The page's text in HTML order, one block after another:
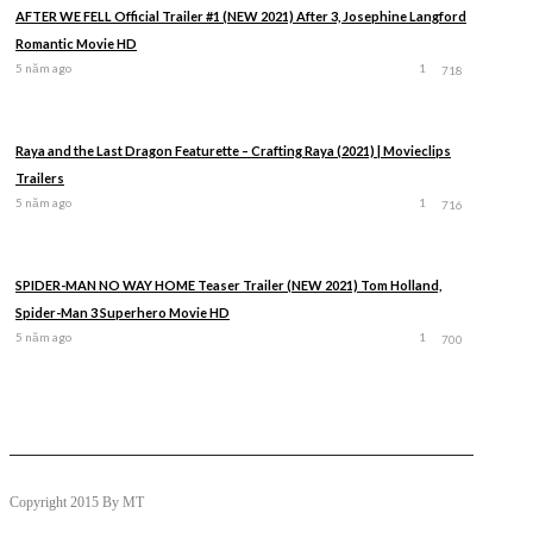
AFTER WE FELL Official Trailer #1 (NEW 2021) After 3, Josephine Langford
Romantic Movie HD
5 năm ago 718
1
Raya and the Last Dragon Featurette – Crafting Raya (2021) | Movieclips
Trailers
5 năm ago 716
1
SPIDER-MAN NO WAY HOME Teaser Trailer (NEW 2021) Tom Holland,
Spider-Man 3 Superhero Movie HD
5 năm ago 700
1
Copyright 2015 By MT